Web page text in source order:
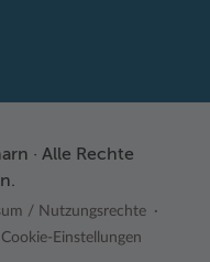
· Alle Rechte
/ Nutzungsrechte
Cookie-Einstellungen